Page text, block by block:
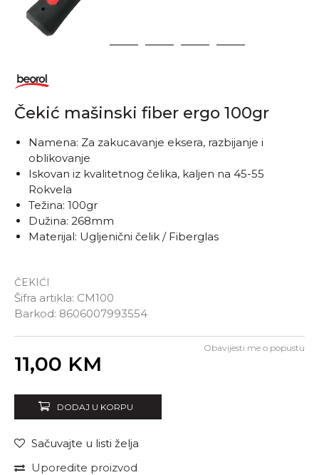
2 3 4 5
Čekić mašinski fiber ergo 100gr
ČEKIĆI
Šifra artikla: CM100
Barkod: 8606007993554
Namena: Za zakucavanje eksera, razbijanje i
oblikovanje
Iskovan iz kvalitetnog čelika, kaljen na 45-55
Rokvela
Težina: 100gr
Dužina: 268mm
Materijal: Ugljenični čelik / Fiberglas
11,00 KM
Obavijesti me o popustu
DODAJ U KORPU
Sačuvajte u listi želja
Uporedite proizvod